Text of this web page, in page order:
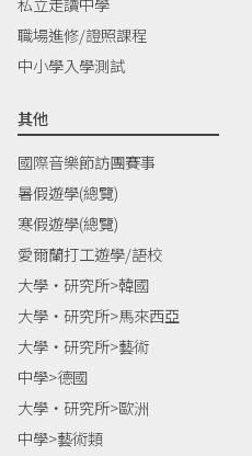
職場進修/證照課程
中小學入學測試
其他
國際音樂節訪團賽事
暑假遊學(總覽)
寒假遊學(總覽)
愛爾蘭打工遊學/語校
大學‧研究所>韓國
大學‧研究所>馬來西亞
大學‧研究所>藝術
中學>德國
大學‧研究所>歐洲
中學>藝術類